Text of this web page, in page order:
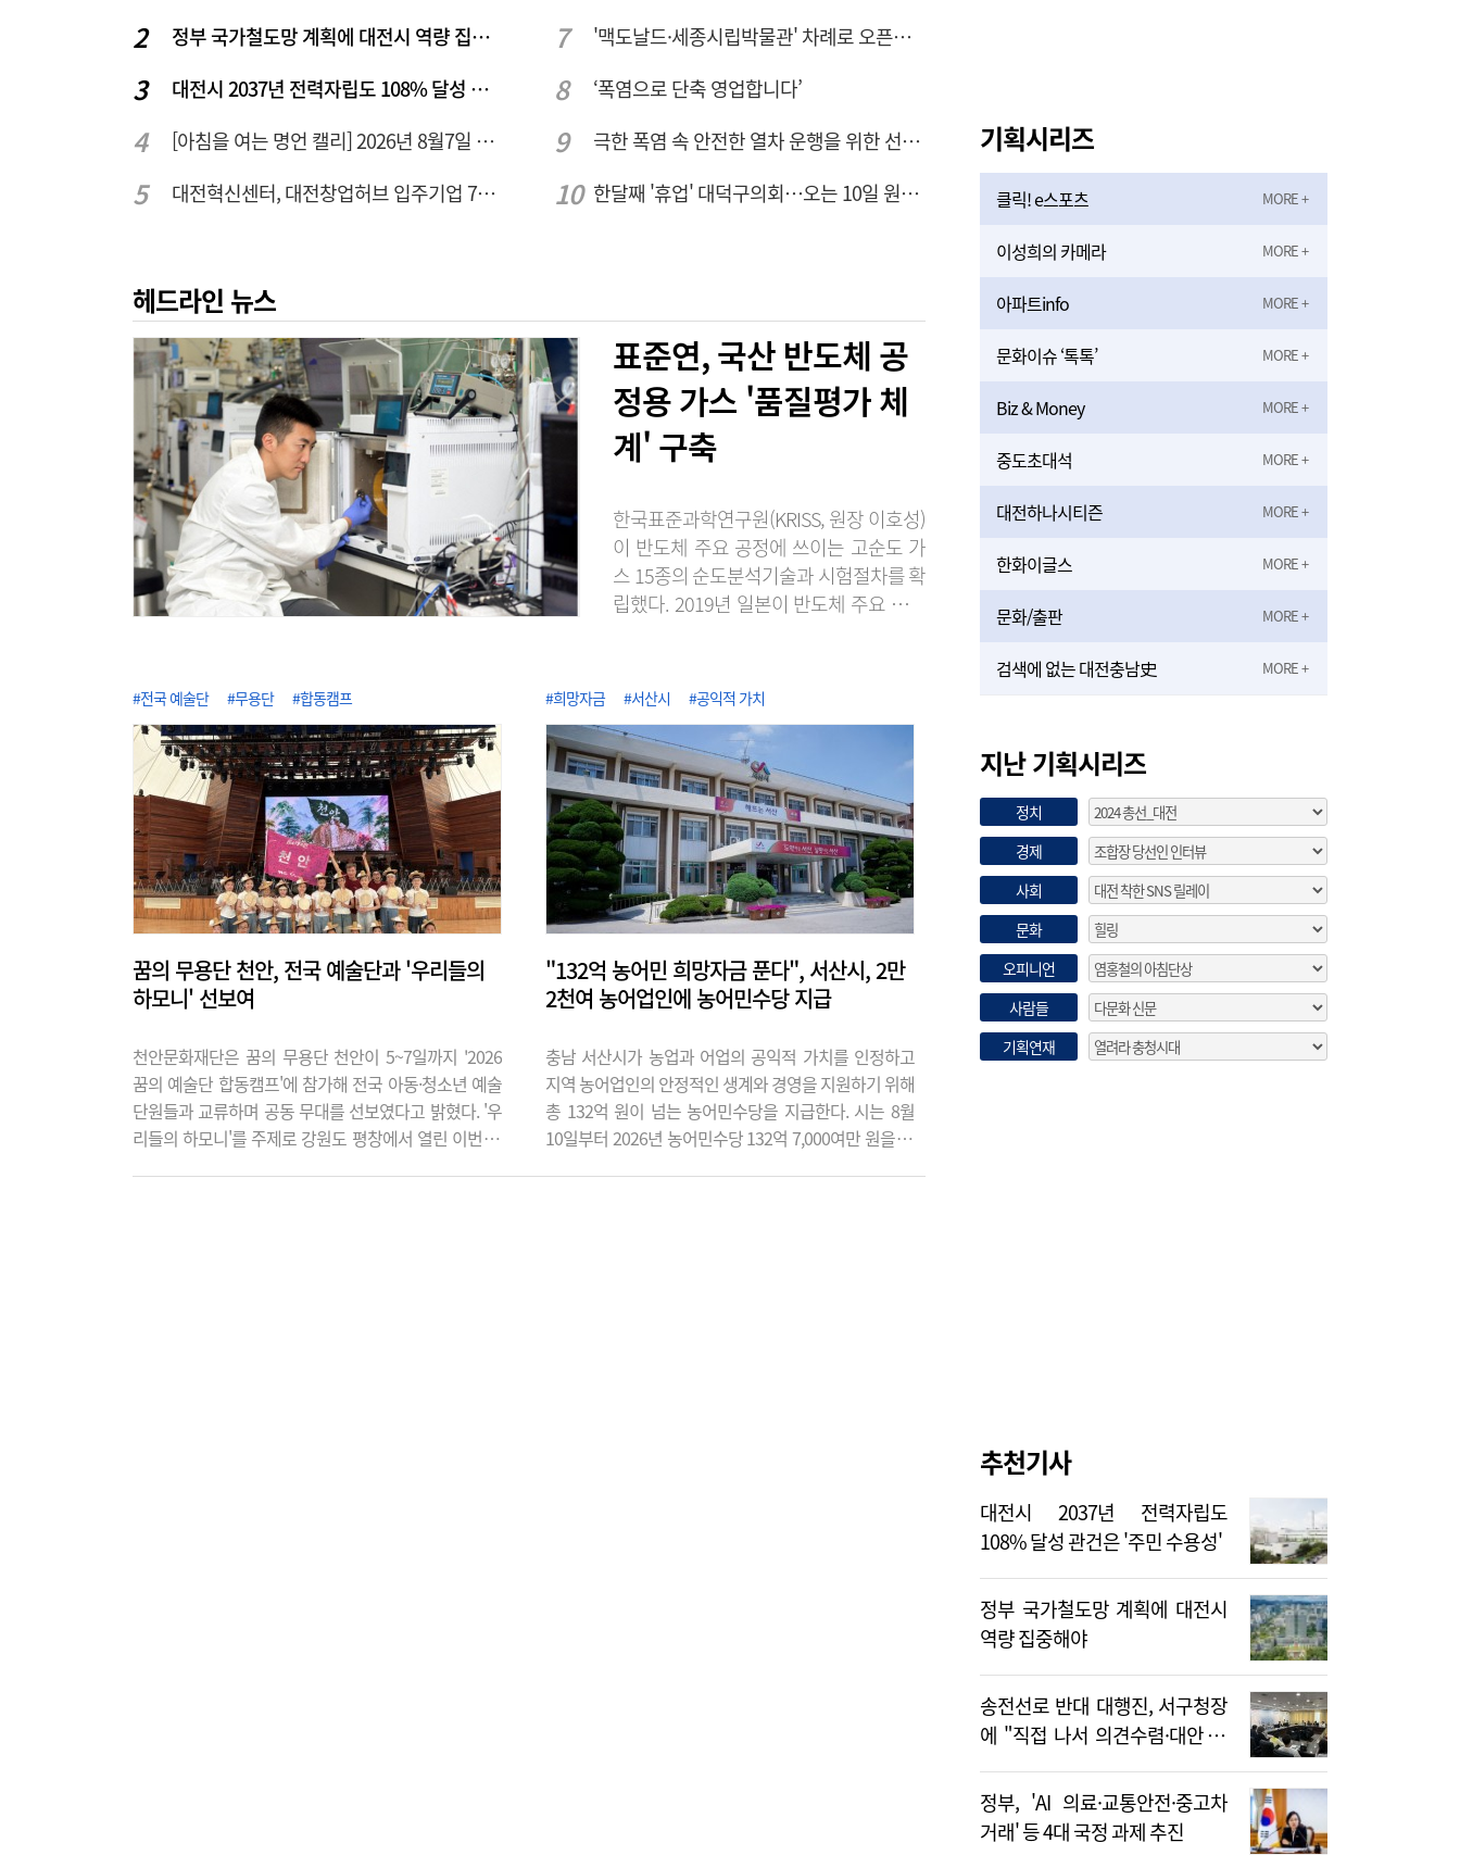
정부 국가철도망 계획에 대전시 역량 집중해야
대전시 2037년 전력자립도 108% 달성 관건은 '주민 수용성'
[아침을 여는 명언 캘리] 2026년 8월7일 금요일
대전혁신센터, 대전창업허브 입주기업 7개사 모집
'맥도날드·세종시립박물관' 차례로 오픈… 고운동 정주여건 좋아진다
‘폭염으로 단축 영업합니다’
극한 폭염 속 안전한 열차 운행을 위한 선로관리
한달째 '휴업' 대덕구의회…오는 10일 원구성 다시 돌입
헤드라인 뉴스
표준연, 국산 반도체 공
정용 가스 '품질평가 체
계' 구축
한국표준과학연구원(KRISS, 원장 이호성)
이 반도체 주요 공정에 쓰이는 고순도 가
스 15종의 순도분석기술과 시험절차를 확
립했다. 2019년 일본이 반도체 주요 소재
서 반도체 소재의 국산화와 공급망 다변화
수소 품질평가 서비스를 시작한 이래, 단
계적으로 대상을 늘려 최근 식각·세정·증
착용 고순도 가스 15종에 대한 순도분석
기반을 구축했다고 7일 밝혔다. 이로써 가
스별 표준 시험절차를 마련해 15종 전 품
목에..
#전국 예술단 #무용단 #합동캠프
꿈의 무용단 천안, 전국 예술단과 '우리들의
하모니' 선보여
천안문화재단은 꿈의 무용단 천안이 5~7일까지 '2026
꿈의 예술단 합동캠프'에 참가해 전국 아동·청소년 예술
단원들과 교류하며 공동 무대를 선보였다고 밝혔다. '우
리들의 하모니'를 주제로 강원도 평창에서 열린 이번 캠
#희망자금 #서산시 #공익적 가치
"132억 농어민 희망자금 푼다", 서산시, 2만
2천여 농어업인에 농어민수당 지급
충남 서산시가 농업과 어업의 공익적 가치를 인정하고
지역 농어업인의 안정적인 생계와 경영을 지원하기 위해
총 132억 원이 넘는 농어민수당을 지급한다. 시는 8월
10일부터 2026년 농어민수당 132억 7,000여만 원을 지
기획시리즈
클릭! e스포츠
이성희의 카메라
아파트info
문화이슈 ‘톡톡’
Biz & Money
중도초대석
대전하나시티즌
한화이글스
문화/출판
검색에 없는 대전충남史
지난 기획시리즈
정치
경제
사회
문화
오피니언
사람들
기획연재
추천기사
대전시 2037년 전력자립도
108% 달성 관건은 '주민 수용성'
정부 국가철도망 계획에 대전시
역량 집중해야
송전선로 반대 대행진, 서구청장
에 "직접 나서 의견수렴·대안 제
시해야"
정부, 'AI 의료·교통안전·중고차
거래' 등 4대 국정 과제 추진